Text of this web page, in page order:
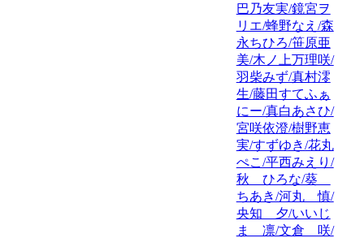
巴乃友実/鏡宮ヲ
リエ/蜂野なえ/森
永ちひろ/笹原亜
美/木ノ上万理咲/
羽柴みず/真村澪
生/藤田すてふぁ
にー/真白あさひ/
宮咲依澄/樹野恵
実/すずゆき/花丸
ぺこ/平西みえり/
秋 ひろな/葵
ちあき/河丸 慎/
央知 夕/いいじ
ま 凛/文倉 咲/